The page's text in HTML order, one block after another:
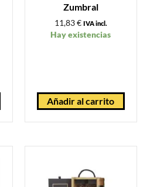
Zumbral
11,83€ IVA incl.
Hay existencias
Añadir al carrito